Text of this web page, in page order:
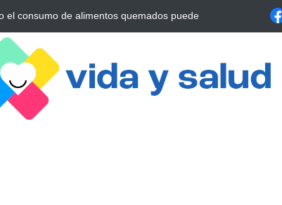
Esencial para Mejorar tu Bienestar La conexión vital